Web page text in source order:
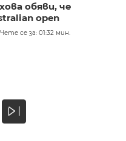
обяви, че
open
Чете се за: 01:32 мин.
»